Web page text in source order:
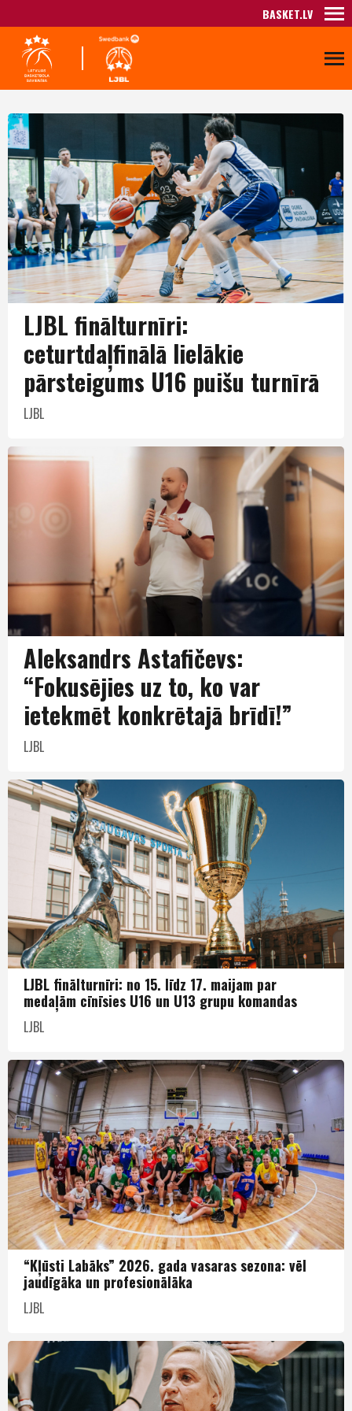
BASKET.LV
LJBL finālturnīri:
ceturtdaļfinālā lielākie
pārsteigums U16 puišu turnīrā
LJBL
Aleksandrs Astafičevs:
“Fokusējies uz to, ko var
ietekmēt konkrētajā brīdī!”
LJBL
LJBL finālturnīri: no 15. līdz 17. maijam par
medaļām cīnīsies U16 un U13 grupu komandas
LJBL
“Kļūsti Labāks” 2026. gada vasaras sezona: vēl
jaudīgāka un profesionālāka
LJBL